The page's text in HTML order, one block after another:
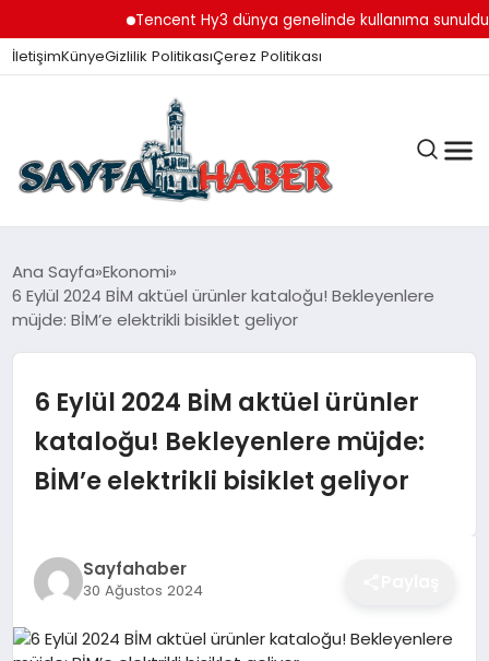
Tencent Hy3 dünya genelinde kullanıma sunuldu
İletişimKünyeGizlilik PolitikasıÇerez Politikası
ANA SAYFA
GÜNDEM
İZMIR HABERLERI
EKONOMI
Ana Sayfa Ekonomi
6 Eylül 2024 BİM aktüel ürünler kataloğu! Bekleyenlere
müjde: BİM’e elektrikli bisiklet geliyor
6 Eylül 2024 BİM aktüel ürünler
kataloğu! Bekleyenlere müjde:
BİM’e elektrikli bisiklet geliyor
Sayfahaber
30 Ağustos 2024